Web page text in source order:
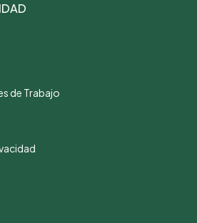
de Trabajo